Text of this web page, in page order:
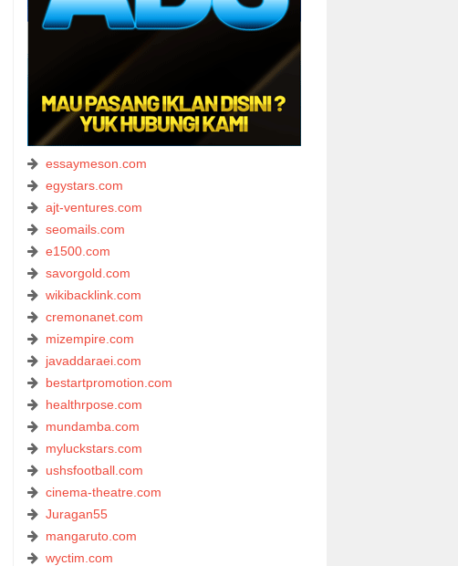
essaymeson.com
egystars.com
ajt-ventures.com
seomails.com
e1500.com
savorgold.com
wikibacklink.com
cremonanet.com
mizempire.com
javaddaraei.com
bestartpromotion.com
healthrpose.com
mundamba.com
myluckstars.com
ushsfootball.com
cinema-theatre.com
Juragan55
mangaruto.com
wyctim.com